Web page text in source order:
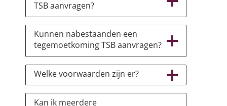
TSB aanvragen?
Kunnen nabestaanden een
tegemoetkoming TSB aanvragen?
Welke voorwaarden zijn er?
Kan ik meerdere